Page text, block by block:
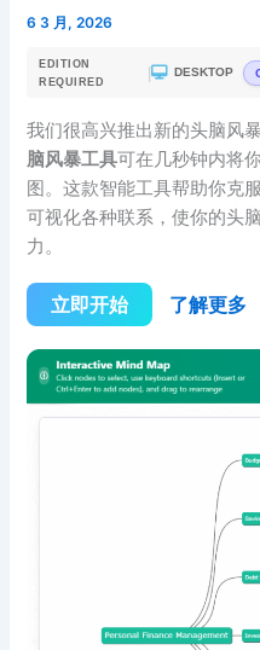
6 3 月, 2026
EDITION
REQUIRED
| DESKTOP
我们很高兴推出新的头脑风
脑风暴工具可在几秒钟内将
图。这款智能工具帮助你克
可视化各种联系，使你的头
力。
立即开始 了解更多